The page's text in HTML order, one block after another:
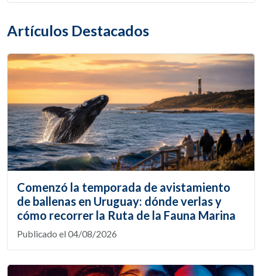
Artículos Destacados
Comenzó la temporada de avistamiento
de ballenas en Uruguay: dónde verlas y
cómo recorrer la Ruta de la Fauna Marina
Publicado el 04/08/2026